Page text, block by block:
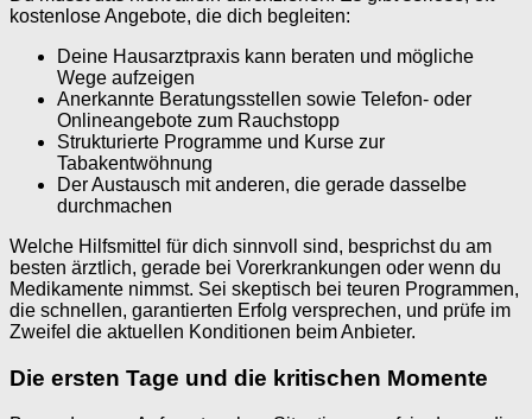
kostenlose Angebote, die dich begleiten:
Deine Hausarztpraxis kann beraten und mögliche
Wege aufzeigen
Anerkannte Beratungsstellen sowie Telefon- oder
Onlineangebote zum Rauchstopp
Strukturierte Programme und Kurse zur
Tabakentwöhnung
Der Austausch mit anderen, die gerade dasselbe
durchmachen
Welche Hilfsmittel für dich sinnvoll sind, besprichst du am
besten ärztlich, gerade bei Vorerkrankungen oder wenn du
Medikamente nimmst. Sei skeptisch bei teuren Programmen,
die schnellen, garantierten Erfolg versprechen, und prüfe im
Zweifel die aktuellen Konditionen beim Anbieter.
Die ersten Tage und die kritischen Momente